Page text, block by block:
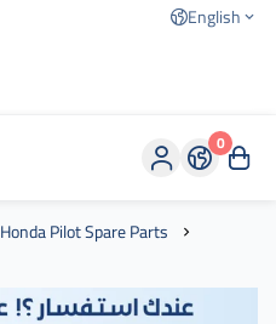
English
0
Honda Pilot Spare Parts